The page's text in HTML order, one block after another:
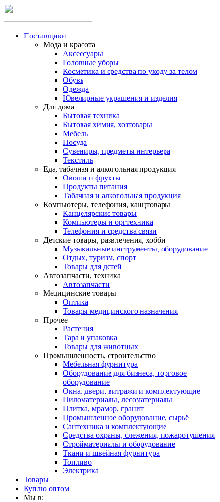
Поставщики
Мода и красота
Аксессуары
Головные уборы
Косметика и средства по уходу за телом
Обувь
Одежда
Ювелирные украшения и изделия
Для дома
Бытовая техника
Бытовая химия, хозтовары
Мебель
Посуда
Сувениры, предметы интерьера
Текстиль
Еда, табачная и алкогольная продукция
Овощи и фрукты
Продукты питания
Табачная и алкогольная продукция
Компьютеры, телефония, канцтовары
Канцелярские товары
Компьютеры и оргтехника
Телефония и средства связи
Детские товары, развлечения, хобби
Музыкальные инструменты, оборудование
Отдых, туризм, спорт
Товары для детей
Автозапчасти, техника
Автозапчасти
Медицинские товары
Оптика
Товары медицинского назначения
Прочее
Растения
Тара и упаковка
Товары для животных
Промышленность, строительство
Мебельная фурнитура
Оборудование для бизнеса, торговое
оборудование
Окна, двери, витражи и комплектующие
Пиломатериалы, лесоматериалы
Плитка, мрамор, гранит
Промышленное оборудование, сырьё
Сантехника и комплектующие
Средства охраны, слежения, пожаротушения
Стройматериалы и оборудование
Ткани и швейная фурнитура
Топливо
Электрика
Товары
Куплю оптом
Мы в: